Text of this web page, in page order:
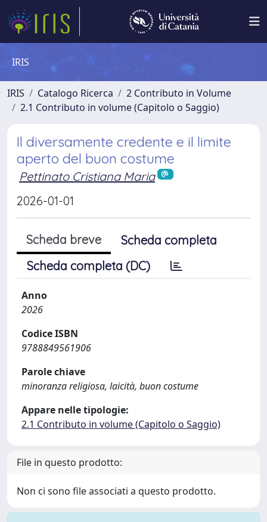
IRIS
IRIS Catalogo Ricerca
2 Contributo in Volume
2.1 Contributo in volume (Capitolo o Saggio)
Il diversamente credente e il limite
aperto del buon costume
Pettinato Cristiana Maria
2026-01-01
Scheda breve
Scheda completa
Scheda completa (DC)
Anno
2026
Codice ISBN
9788849561906
Parole chiave
minoranza religiosa, laicità, buon costume
Appare nelle tipologie:
2.1 Contributo in volume (Capitolo o Saggio)
File in questo prodotto:
Non ci sono file associati a questo prodotto.